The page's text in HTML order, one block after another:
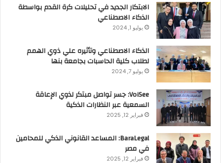
الابتكار الجديد في تحليلات كرة القدم بواسطة
الذكاء الاصطناعي
يوليو 1, 2024
الذكاء الاصطناعي وتأثيره علي ذوي الهمم
لطلاب كلية الحاسبات بجامعة بنها
يوليو 7, 2024
VoiSee: جسر تواصل مبتكر لذوي الإعاقة
السمعية عبر النظارات الذكية
فبراير 12, 2025
BaraLegal: المساعد القانوني الذكي للمحامين
في مصر
فبراير 12, 2025